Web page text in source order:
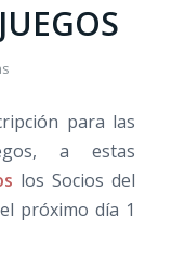
para las
a estas
los Socios del
próximo día 1